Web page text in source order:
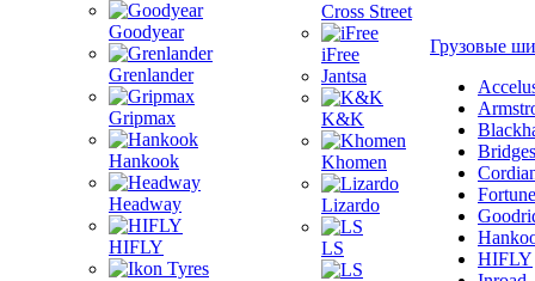
Goodyear
Grenlander
Gripmax
Hankook
Headway
HIFLY
Cross Street
iFree
Jantsa
K&K
Khomen
Lizardo
LS
Грузовые
Fortune
HIFLY